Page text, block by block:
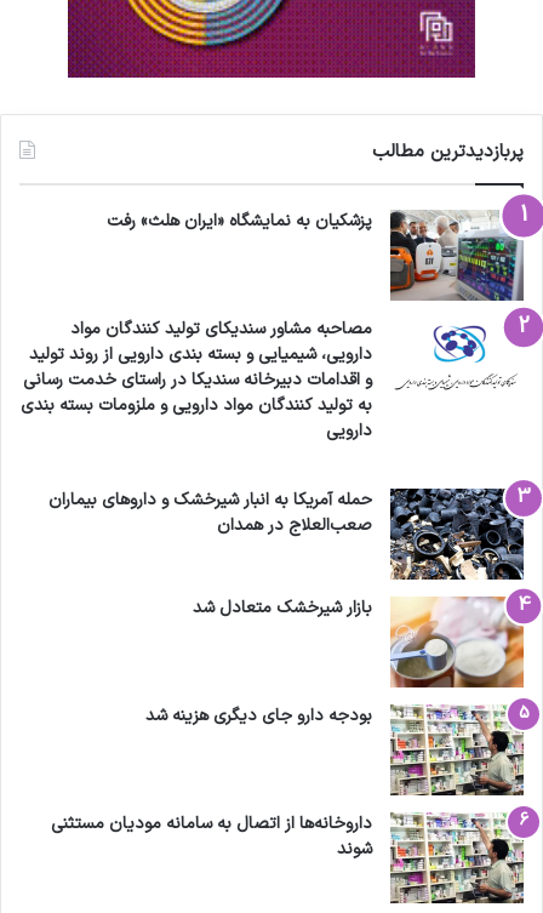
پربازدیدترین مطالب
پزشکیان به نمایشگاه «ایران هلث» رفت
مصاحبه مشاور سندیکای تولید کنندگان مواد
دارویی، شیمیایی و بسته بندی دارویی از روند تولید
و اقدامات دبیرخانه سندیکا در راستای خدمت رسانی
به تولید کنندگان مواد دارویی و ملزومات بسته بندی
دارویی
حمله آمریکا به انبار شیرخشک و داروهای بیماران
صعب‌العلاج در همدان
بازار شیرخشک متعادل شد
بودجه دارو جای دیگری هزینه شد
داروخانه‌ها از اتصال به سامانه مودیان مستثنی
شوند